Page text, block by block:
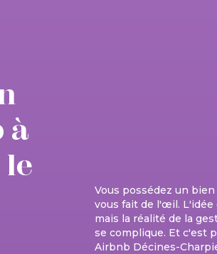
à
le
Vous possédez un
vous fait de l'œil. L'idée
mais la réalité de la
se complique. Et c'est
Airbnb Décines-